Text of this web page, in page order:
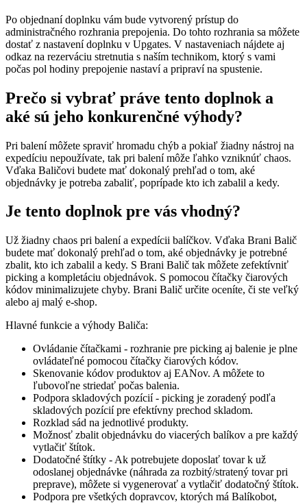
Po objednaní doplnku vám bude vytvorený prístup do
administračného rozhrania prepojenia. Do tohto rozhrania sa môžete
dostať z nastavení doplnku v Upgates. V nastaveniach nájdete aj
odkaz na rezerváciu stretnutia s naším technikom, ktorý s vami
počas pol hodiny prepojenie nastaví a pripraví na spustenie.
Prečo si vybrať práve tento doplnok a
aké sú jeho konkurenčné výhody?
Pri balení môžete spraviť hromadu chýb a pokiaľ žiadny nástroj na
expedíciu nepoužívate, tak pri balení môže ľahko vzniknúť chaos.
Vďaka Baličovi budete mať dokonalý prehľad o tom, aké
objednávky je potreba zabaliť, poprípade kto ich zabalil a kedy.
Je tento doplnok pre vás vhodný?
Už žiadny chaos pri balení a expedícii balíčkov. Vďaka Brani Balič
budete mať dokonalý prehľad o tom, aké objednávky je potrebné
zbalit, kto ich zabalil a kedy. S Brani Balič tak môžete zefektívniť
picking a kompletáciu objednávok. S pomocou čítačky čiarových
kódov minimalizujete chyby. Brani Balič určite oceníte, či ste veľký
alebo aj malý e-shop.
Hlavné funkcie a výhody Baliča:
Ovládanie čítačkami - rozhranie pre picking aj balenie je plne
ovládateľné pomocou čítačky čiarových kódov.
Skenovanie kódov produktov aj EANov. A môžete to
ľubovoľne striedať počas balenia.
Podpora skladových pozícií - picking je zoradený podľa
skladových pozícií pre efektívny prechod skladom.
Rozklad sád na jednotlivé produkty.
Možnosť zbalit objednávku do viacerých balíkov a pre každý
vytlačiť štítok.
Dodatočné štítky - Ak potrebujete doposlať tovar k už
odoslanej objednávke (náhrada za rozbitý/stratený tovar pri
preprave), môžete si vygenerovať a vytlačiť dodatočný štítok.
Podpora pre všetkých dopravcov, ktorých má Balíkobot,